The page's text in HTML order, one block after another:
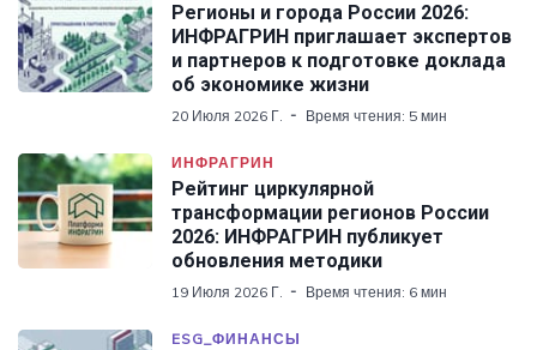
Регионы и города России 2026:
ИНФРАГРИН приглашает экспертов
и партнеров к подготовке доклада
об экономике жизни
20 Июля 2026 Г. Время чтения: 5 мин
ИНФРАГРИН
Рейтинг циркулярной
трансформации регионов России
2026: ИНФРАГРИН публикует
обновления методики
19 Июля 2026 Г. Время чтения: 6 мин
ESG_ФИНАНСЫ